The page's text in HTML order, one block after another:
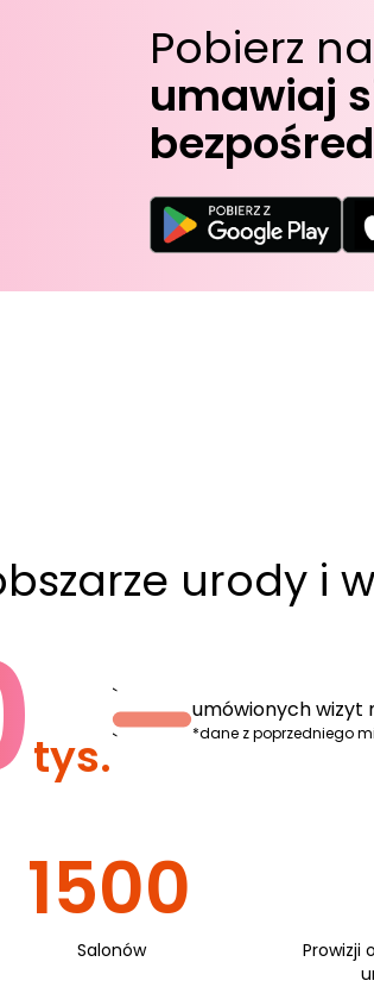
Pobierz
umawiaj
urody i
tys.
`
`
umówionych wizyt
*dane z poprzedniego
1500
Salonów
Prowizji